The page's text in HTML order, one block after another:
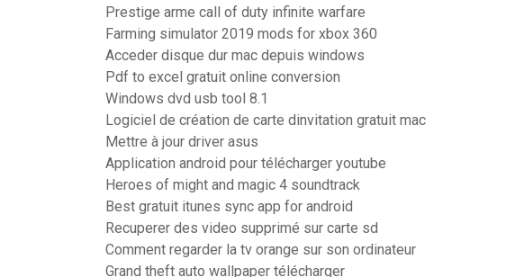
Prestige arme call of duty infinite warfare
Farming simulator 2019 mods for xbox 360
Acceder disque dur mac depuis windows
Pdf to excel gratuit online conversion
Windows dvd usb tool 8.1
Logiciel de création de carte dinvitation gratuit mac
Mettre à jour driver asus
Application android pour télécharger youtube
Heroes of might and magic 4 soundtrack
Best gratuit itunes sync app for android
Recuperer des video supprimé sur carte sd
Comment regarder la tv orange sur son ordinateur
Grand theft auto wallpaper télécharger